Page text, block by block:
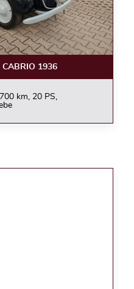
CABRIO 1936
km, 20 PS,